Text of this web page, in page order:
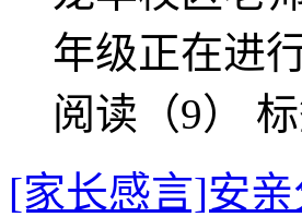
年级正在进
阅读（9） 标
[家长感言]安